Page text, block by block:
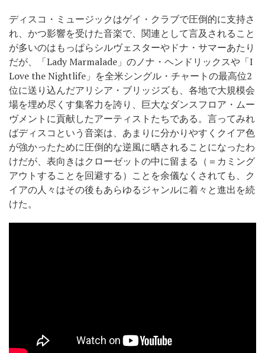
ディスコ・ミュージックはゲイ・クラブで圧倒的に支持さ
れ、かつ影響を受けた音楽で、関連として言及されること
が多いのはもっぱらシルヴェスターやドナ・サマーあたり
だが、「Lady Marmalade」のノナ・ヘンドリックスや「I
Love the Nightlife」を全米シングル・チャートの最高位2
位に送り込んだアリシア・ブリッジズも、各地で大規模会
場を埋め尽くす集客力を誇り、巨大なダンスフロア・ムー
ヴメントに貢献したアーティストたちである。言ってみれ
ばディスコという音楽は、あまりに分かりやすくクイア色
が強かったために圧倒的な逆風に晒されることになったわ
けだが、表向きはクローゼットの中に留まる（＝カミング
アウトすることを回避する）ことを余儀なくされても、ク
イアの人々はその後もあらゆるジャンルに着々と進出を続
けた。